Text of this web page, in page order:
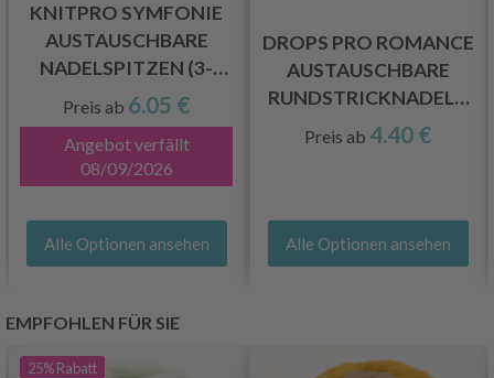
KNITPRO SYMFONIE
AUSTAUSCHBARE
NADELSPITZEN (3-
15.00MM)
Preis ab 6.05 €
Angebot verfällt
08/09/2026
Alle Optionen ansehen
DROPS PRO ROMANCE
AUSTAUSCHBARE
RUNDSTRICKNADELN
(3.00-10.00 MM)
Preis ab 4.40 €
Alle Optionen ansehen
EMPFOHLEN FÜR SIE
25%Rabatt